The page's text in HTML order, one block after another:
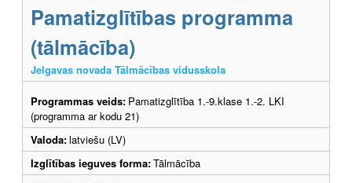
Pamatizglītības programma
(tālmācība)
Jelgavas novada Tālmācības vidusskola
Programmas veids: Pamatizglītība 1.-9.klase 1.-2. LKI
(programma ar kodu 21)
Valoda:latviešu (LV)
Izglītības ieguves forma:Tālmācība